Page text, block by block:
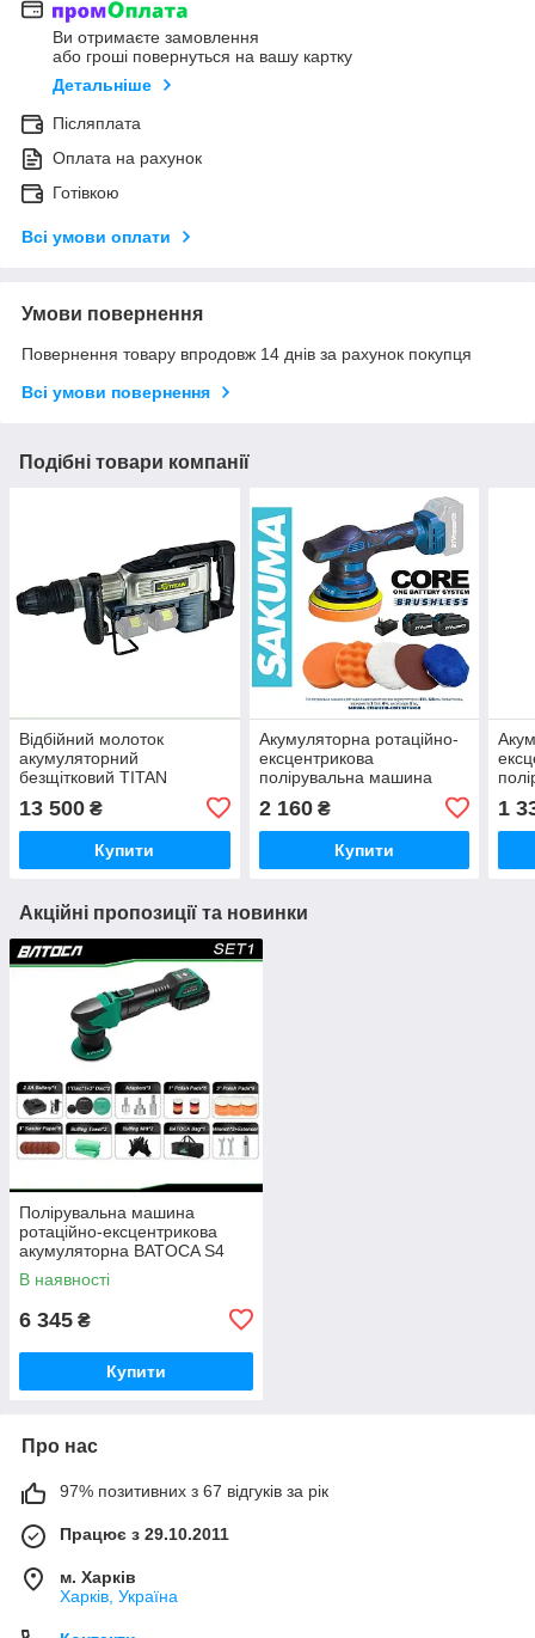
Ви отримаєте замовлення
або гроші повернуться на вашу картку
Детальніше
Післяплата
Оплата на рахунок
Готівкою
Всі умови оплати
Умови повернення
Повернення товару впродовж 14 днів за рахунок покупця
Всі умови повернення
Подібні товари компанії
Відбійний молоток
акумуляторний
безщітковий TITAN
(21Вх2), 45 Дж, SDS-Max,
(без акб та ЗП)
13 500 ₴
Купити
Акумуляторна ротаційно-
ексцентрикова
полірувальна машина
CORE SET124SB
2 160₴
Купити
1
Акційні пропозиції та новинки
Полірувальна машина
ротаційно-ексцентрикова
акумуляторна BATOCA S4
SET1(бесщеточная, 2 АКБ
2.5 Ач
В наявності
6 345 ₴
Купити
Про нас
97% позитивних з 67 відгуків за рік
Працює з 29.10.2011
м. Харків
Харків, Україна